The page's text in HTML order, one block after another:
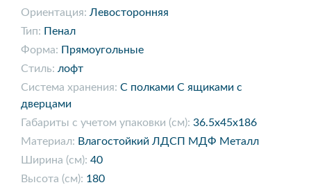
Ориентация: Левосторонняя
Тип: Пенал
Форма: Прямоугольные
Стиль: лофт
Система хранения: С полками С ящиками с
дверцами
Габариты с учетом упаковки (см): 36.5x45x186
Материал: Влагостойкий ЛДСП МДФ Металл
Ширина (см): 40
Высота (см): 180